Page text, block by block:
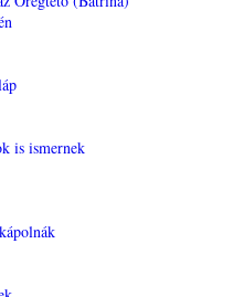
is ismernek